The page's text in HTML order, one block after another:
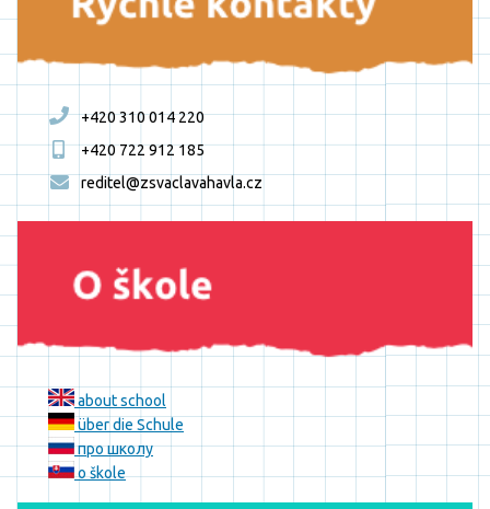
+420 310 014 220
+420 722 912 185
reditel@zsvaclavahavla.cz
about school
über die Schule
про школу
o škole